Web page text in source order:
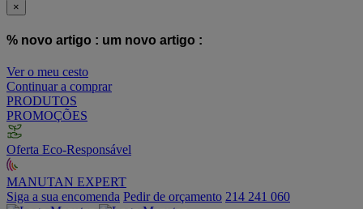
×
% novo artigo : um novo artigo :
Ver o meu cesto
Continuar a comprar
PRODUTOS
PROMOÇÕES
Oferta Eco-Responsável
MANUTAN EXPERT
Siga a sua encomenda Pedir de orçamento 214 241 060